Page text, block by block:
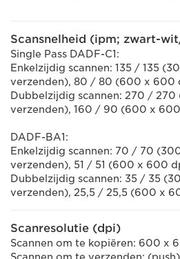
Scansnelheid (ipm; zwart-
Single Pass DADF-C1:
Enkelzijdig scannen: 135 / 135
verzenden), 80 / 80 (600 x 600
Dubbelzijdig scannen: 270 /
verzenden), 160 / 90 (600 x
DADF-BA1:
Enkelzijdig scannen: 70 / 70
verzenden), 51 / 51 (600 x 600
Dubbelzijdig scannen: 35 / 35
verzenden), 25,5 / 25,5 (600 x
Scanresolutie (dpi)
Scannen om te kopiëren: 600 x